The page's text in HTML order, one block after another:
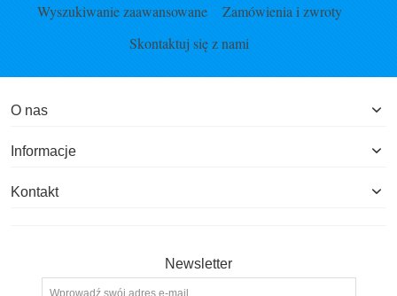
Wyszukiwanie zaawansowane
Zamówienia i zwroty
Skontaktuj się z nami
O nas
Informacje
Kontakt
Newsletter